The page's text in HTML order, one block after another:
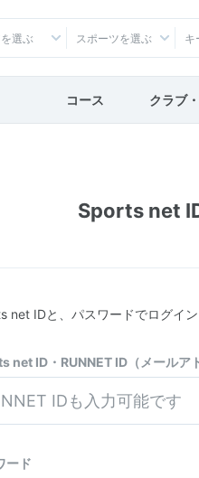
選ぶ スポーツを選ぶ
コース クラブ
Sports net
net IDと、パスワードでログイン
net ID・RUNNET ID（メールア
ード